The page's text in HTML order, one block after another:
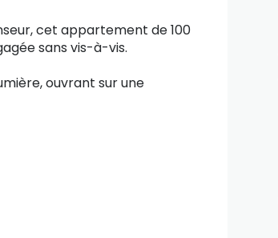
cet appartement de 100
sans vis-à-vis.
ouvrant sur une
une séparation
de bain complète cet espace